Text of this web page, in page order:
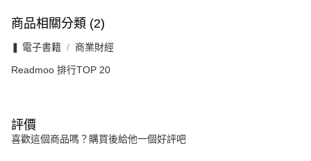
商品相關分類 (2)
❚ 電子書籍 商業財經
Readmoo 排行TOP 20
評價
喜歡這個商品嗎？購買後給他一個好評吧